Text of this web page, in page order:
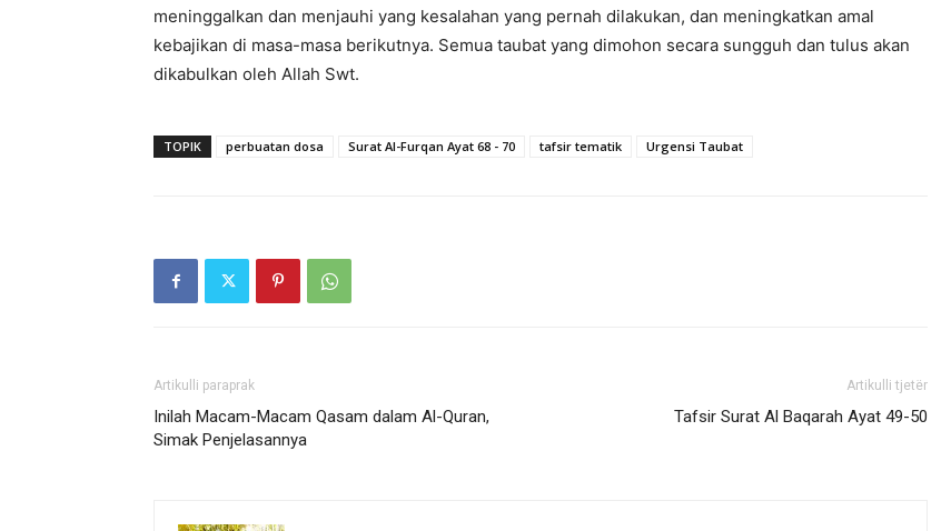
meninggalkan dan menjauhi yang kesalahan yang pernah dilakukan, dan meningkatkan amal
kebajikan di masa-masa berikutnya. Semua taubat yang dimohon secara sungguh dan tulus akan
dikabulkan oleh Allah Swt.
TOPIK perbuatan dosa Surat Al-Furqan Ayat 68 - 70 tafsir tematik Urgensi Taubat
Artikulli paraprak
Inilah Macam-Macam Qasam dalam Al-Quran,
Simak Penjelasannya
Artikulli tjetër
Tafsir Surat Al Baqarah Ayat 49-50